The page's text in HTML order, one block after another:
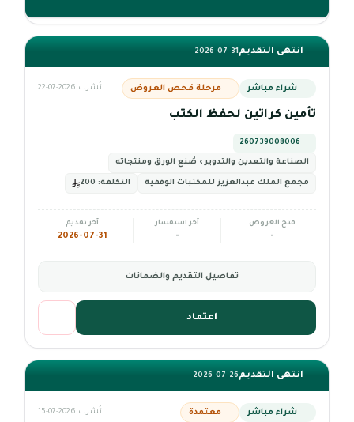
انتهى التقديم2026-07-31
شراء مباشر مرحلة فحص العروض نُشرت 2026-07-22
تأمين كراتين لحفظ الكتب
260739008006
الصناعة والتعدين والتدوير › صُنع الورق ومنتجاته
مجمع الملك عبدالعزيز للمكتبات الوقفية التكلفة:
فتح العروض
-
آخر استفسار
-
آخر تقديم
2026-07-31
تفاصيل التقديم والضمانات
اعتماد
انتهى التقديم2026-07-26
شراء مباشر معتمدة نُشرت 2026-07-15